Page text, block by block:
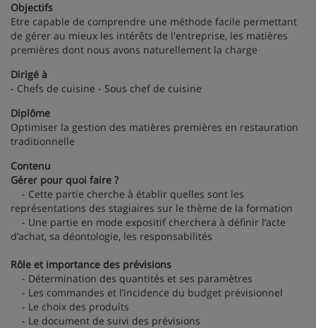
Objectifs
Etre capable de comprendre une méthode facile permettant
de gérer au mieux les intérêts de l'entreprise, les matières
premières dont nous avons naturellement la charge
Dirigé à
- Chefs de cuisine - Sous chef de cuisine
Diplôme
Optimiser la gestion des matières premières en restauration
traditionnelle
Contenu
Gérer pour quoi faire ?
- Cette partie cherche à établir quelles sont les
représentations des stagiaires sur le thème de la formation
- Une partie en mode expositif cherchera à définir l’acte
d’achat, sa déontologie, les responsabilités
Rôle et importance des prévisions
- Détermination des quantités et ses paramètres
- Les commandes et l’incidence du budget prévisionnel
- Le choix des produits
- Le document de suivi des prévisions